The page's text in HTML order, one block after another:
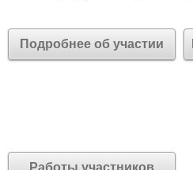
Подробнее об участии
Работы участников